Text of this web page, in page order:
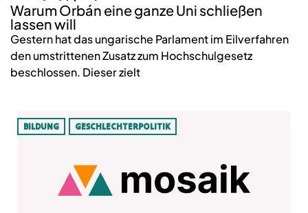
Warum Orbán eine ganze Uni schließen
lassen will
Gestern hat das ungarische Parlament im Eilverfahren
den umstrittenen Zusatz zum Hochschulgesetz
beschlossen. Dieser zielt
BILDUNG GESCHLECHTERPOLITIK